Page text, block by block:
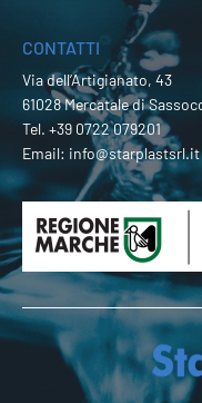
CONTATTI
Via dell’Artigianato, 43
61028 Mercatale di
Tel. +39 0722 079201
Email: info@starplastsrl.it